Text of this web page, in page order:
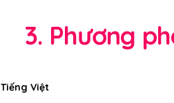
3. Phương
Tiếng Việt